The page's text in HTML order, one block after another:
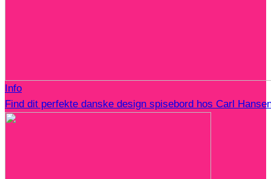
Info
Find dit perfekte danske design spisebord hos Carl